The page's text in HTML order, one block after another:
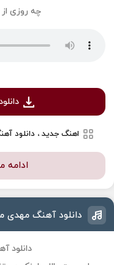
چه روزی
اهنگ جدید ، دانلود
ادامه
دانلود آهنگ مهدی
دانلود